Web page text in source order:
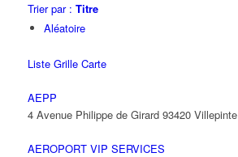
Trier par : Titre
Aléatoire
Liste Grille Carte
AEPP
4 Avenue Philippe de Girard 93420 Villepinte
AEROPORT VIP SERVICES